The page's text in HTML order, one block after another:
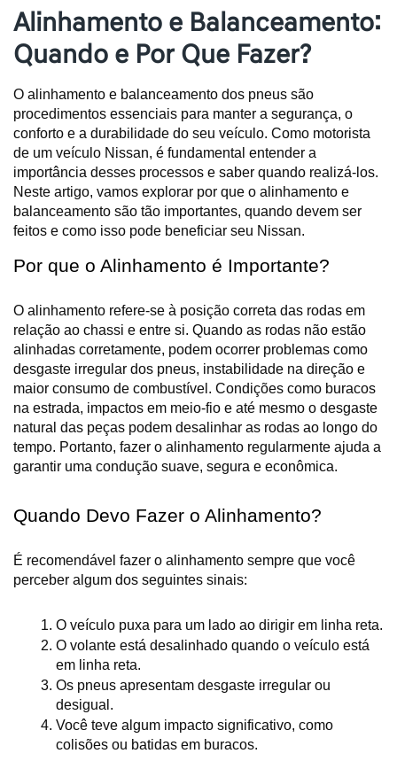
Alinhamento e Balanceamento:
Quando e Por Que Fazer?
O alinhamento e balanceamento dos pneus são
procedimentos essenciais para manter a segurança, o
conforto e a durabilidade do seu veículo. Como motorista
de um veículo Nissan, é fundamental entender a
importância desses processos e saber quando realizá-los.
Neste artigo, vamos explorar por que o alinhamento e
balanceamento são tão importantes, quando devem ser
feitos e como isso pode beneficiar seu Nissan.
Por que o Alinhamento é Importante?
O alinhamento refere-se à posição correta das rodas em
relação ao chassi e entre si. Quando as rodas não estão
alinhadas corretamente, podem ocorrer problemas como
desgaste irregular dos pneus, instabilidade na direção e
maior consumo de combustível. Condições como buracos
na estrada, impactos em meio-fio e até mesmo o desgaste
natural das peças podem desalinhar as rodas ao longo do
tempo. Portanto, fazer o alinhamento regularmente ajuda a
garantir uma condução suave, segura e econômica.
Quando Devo Fazer o Alinhamento?
É recomendável fazer o alinhamento sempre que você
perceber algum dos seguintes sinais:
O veículo puxa para um lado ao dirigir em linha reta.
O volante está desalinhado quando o veículo está
em linha reta.
Os pneus apresentam desgaste irregular ou
desigual.
Você teve algum impacto significativo, como
colisões ou batidas em buracos.